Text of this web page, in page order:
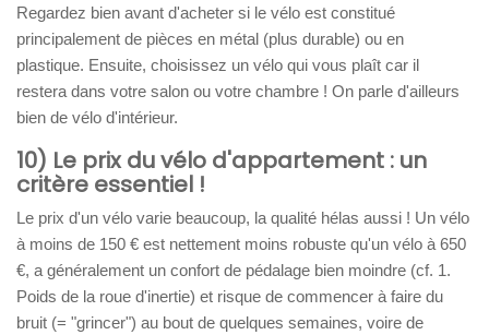
Regardez bien avant d'acheter si le vélo est constitué
principalement de pièces en métal (plus durable) ou en
plastique. Ensuite, choisissez un vélo qui vous plaît car il
restera dans votre salon ou votre chambre ! On parle d'ailleurs
bien de vélo d'intérieur.
10) Le prix du vélo d'appartement : un
critère essentiel !
Le prix d'un vélo varie beaucoup, la qualité hélas aussi ! Un vélo
à moins de 150 € est nettement moins robuste qu'un vélo à 650
€, a généralement un confort de pédalage bien moindre (cf. 1.
Poids de la roue d'inertie) et risque de commencer à faire du
bruit (= "grincer") au bout de quelques semaines, voire de